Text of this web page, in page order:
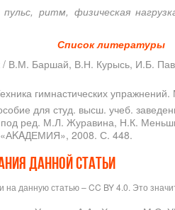
ритм, физическая
Список литературы
/ В.М. Баршай, В.Н. Курысь, И.Б.
гимнастических
для студ. высш. учеб.
под ред. М.Л. Журавина, Н.К.
«АKAДЕМИЯ», 2008. С. 448.
данной статьи
на данную статью – CC BY 4.0. Это